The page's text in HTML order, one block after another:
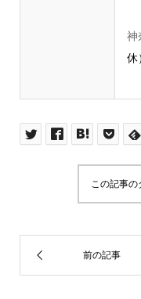
神
休
この記事